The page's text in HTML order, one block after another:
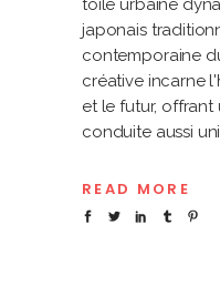
toile urbaine
japonais
contemporaine
créative incarne
et le futur,
conduite aussi
READ MORE